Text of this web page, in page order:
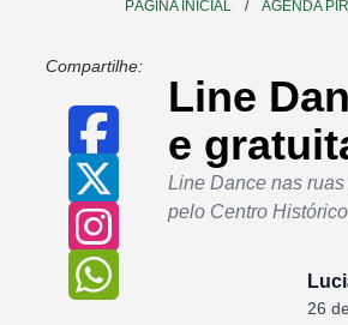
PÁGINA INICIAL / AGENDA
Compartilhe:
Line
e
Line Dance nas
pelo Centro
26